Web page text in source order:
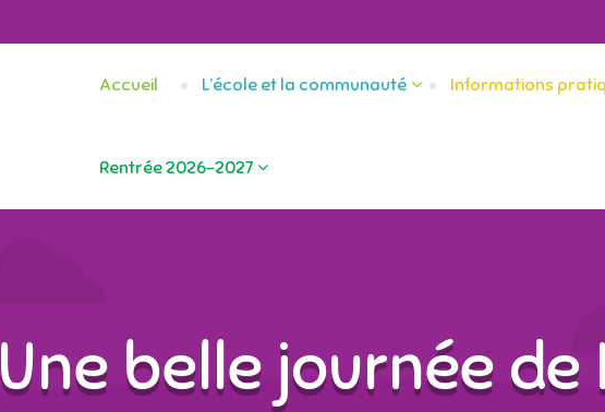
Accueil L’école et la communauté Informations
Rentrée 2026-2027
Une belle journée de